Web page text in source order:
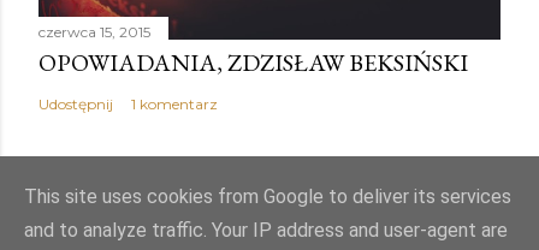
czerwca 15, 2015
OPOWIADANIA, ZDZISŁAW BEKSIŃSKI
Udostępnij 1 komentarz
This site uses cookies from Google to deliver its services
and to analyze traffic. Your IP address and user-agent are